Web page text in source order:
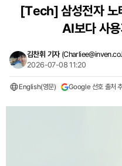
[Tech]삼성전자 노
AI보다 사
김찬휘 기자 (
2026-07-08 11:20
English(영문) Google 선호 출처